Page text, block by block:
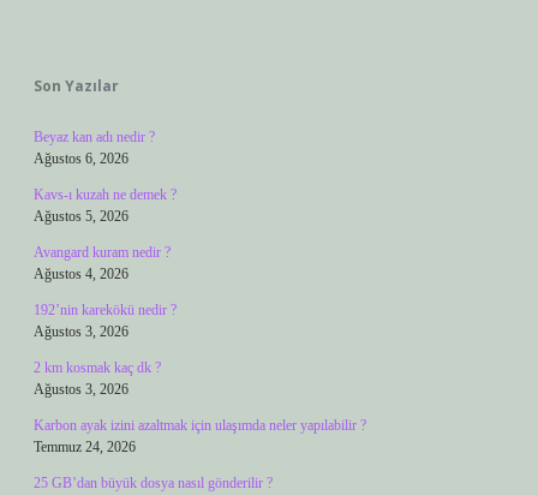
Son Yazılar
Beyaz kan adı nedir ?
Ağustos 6, 2026
Kavs-ı kuzah ne demek ?
Ağustos 5, 2026
Avangard kuram nedir ?
Ağustos 4, 2026
192’nin karekökü nedir ?
Ağustos 3, 2026
2 km kosmak kaç dk ?
Ağustos 3, 2026
Karbon ayak izini azaltmak için ulaşımda neler yapılabilir ?
Temmuz 24, 2026
25 GB’dan büyük dosya nasıl gönderilir ?